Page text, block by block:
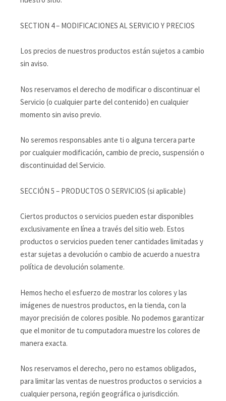
SECTION 4 – MODIFICACIONES AL SERVICIO Y PRECIOS
Los precios de nuestros productos están sujetos a cambio
sin aviso.
Nos reservamos el derecho de modificar o discontinuar el
Servicio (o cualquier parte del contenido) en cualquier
momento sin aviso previo.
No seremos responsables ante ti o alguna tercera parte
por cualquier modificación, cambio de precio, suspensión o
discontinuidad del Servicio.
SECCIÓN 5 – PRODUCTOS O SERVICIOS (si aplicable)
Ciertos productos o servicios pueden estar disponibles
exclusivamente en línea a través del sitio web. Estos
productos o servicios pueden tener cantidades limitadas y
estar sujetas a devolución o cambio de acuerdo a nuestra
política de devolución solamente.
Hemos hecho el esfuerzo de mostrar los colores y las
imágenes de nuestros productos, en la tienda, con la
mayor precisión de colores posible. No podemos garantizar
que el monitor de tu computadora muestre los colores de
manera exacta.
Nos reservamos el derecho, pero no estamos obligados,
para limitar las ventas de nuestros productos o servicios a
cualquier persona, región geográfica o jurisdicción.